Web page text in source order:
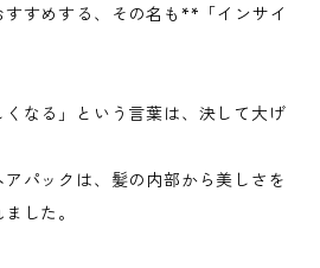
すめする、その名も**「インサイ
くなる」という言葉は、決して大げ
パックは、髪の内部から美しさを
した。